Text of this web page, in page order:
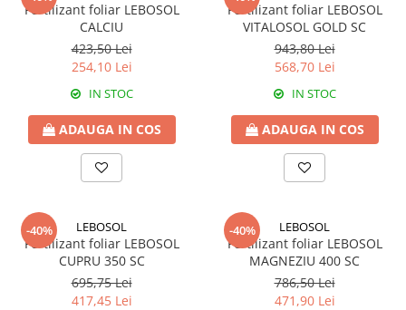
ARBUȘTI FRUCTIFERI
Fungicide
Insecticide
Acaricide
Fertilizanți foliari
Fungicide
Insecticide
Fertilizanți foliari
Dezinfectant sol
ARDEI IUTE
Insecticide
Fertilizanți foliari
CAIS
Fungicide
Biostimulatori
Fertilizanți foliari
Adjuvanți
Fertilizant foliar LEBOSOL
CALCIU
423,50 Lei
254,10 Lei
IN STOC
ADAUGA IN COS
Fertilizant foliar LEBOSOL
VITALOSOL GOLD SC
943,80 Lei
568,70 Lei
IN STOC
ADAUGA IN COS
-40% LEBOSOL
Fertilizant foliar LEBOSOL
CUPRU 350 SC
695,75 Lei
417,45 Lei
-40% LEBOSOL
Fertilizant foliar LEBOSOL
MAGNEZIU 400 SC
786,50 Lei
471,90 Lei